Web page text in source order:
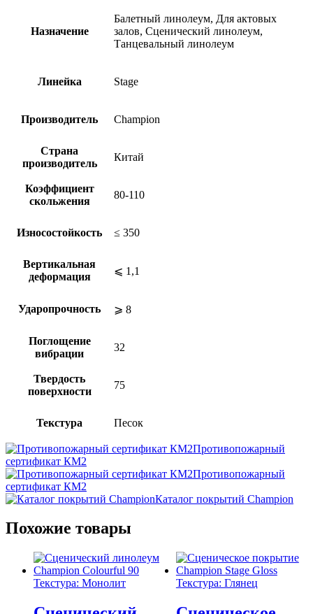
Назначение
Балетный линолеум, Для актовых
залов, Сценический линолеум,
Танцевальный линолеум
Линейка Stage
Производитель Champion
Страна
производитель
Китай
Коэффициент
скольжения
80-110
Износостойкость ≤ 350
Вертикальная
деформация
⩽ 1,1
Ударопрочность ⩾ 8
Поглощение
вибрации
32
Твердость
поверхности
75
Текстура Песок
Противопожарный
сертификат КМ2
Противопожарный
сертификат КМ2
Каталог покрытий Champion
Похожие товары
Текстура: Монолит Текстура: Глянец